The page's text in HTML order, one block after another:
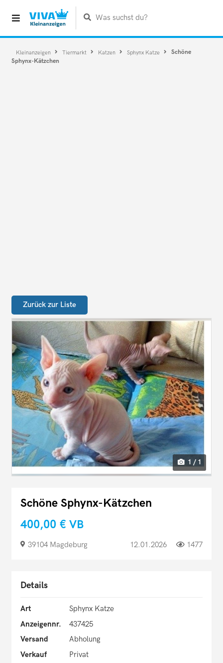
Was suchst du?
Kleinanzeigen Tiermarkt Katzen Sphynx Katze
Schöne
Sphynx-Kätzchen
Zurück zur Liste
1 / 1
Schöne Sphynx-Kätzchen
400,00 € VB
39104 Magdeburg 12.01.2026 1477
Details
Art
Sphynx Katze
Anzeigennr.
437425
Versand
Abholung
Verkauf
Privat